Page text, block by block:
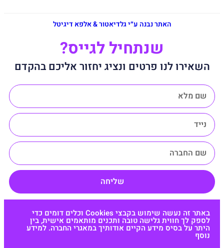
האתר נבנה ע״י גלדיאטור & אלפא דיגיטל
שנתחיל לגייס?
השאירו לנו פרטים ונציג יחזור אליכם בהקדם
שליחה
באתר זה נעשה שימוש בקבצי Cookies וכלים דומים כדי
לספק לך חווית גלישה טובה ותכנים מותאמים אישית, בין
היתר על בסיס מידע הקיים אודותיך במאגרי החברה. למידע
נוסף